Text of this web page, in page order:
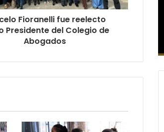
Fioranelli fue reelecto
Presidente del Colegio de
Abogados